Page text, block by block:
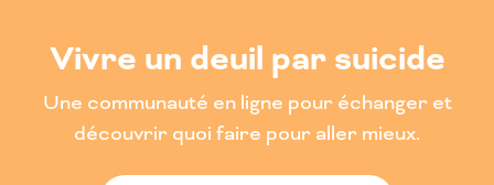
Vivre un deuil par suicide
Une communauté en ligne pour échanger et
découvrir quoi faire pour aller mieux.